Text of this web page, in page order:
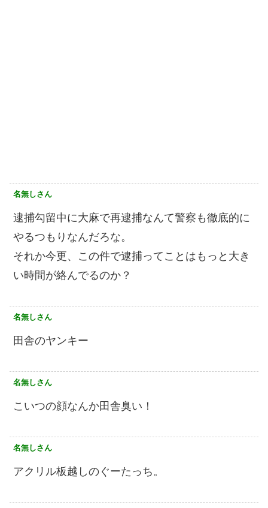
名無しさん
逮捕勾留中に大麻で再逮捕なんて警察も徹底的に
やるつもりなんだろな。
それか今更、この件で逮捕ってことはもっと大き
い時間が絡んでるのか？
名無しさん
田舎のヤンキー
名無しさん
こいつの顔なんか田舎臭い！
名無しさん
アクリル板越しのぐーたっち。